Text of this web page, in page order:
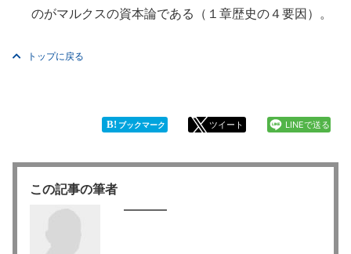
のがマルクスの資本論である（１章歴史の４要因）。
トップに戻る
B! ブックマーク ツイート LINEで送る
この記事の筆者